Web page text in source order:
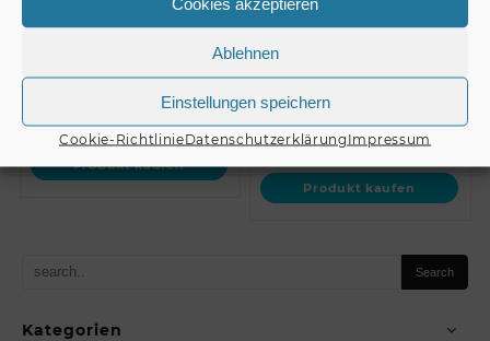
Ablehnen
Einstellungen speichern
Cookie-RichtlinieDatenschutzerklärung Impressum
Kategorien
Mounting Plate for MD-
2010
Produkt kaufen
RELACART M4
Microphone Clamp
€2,90
Produkt kaufen